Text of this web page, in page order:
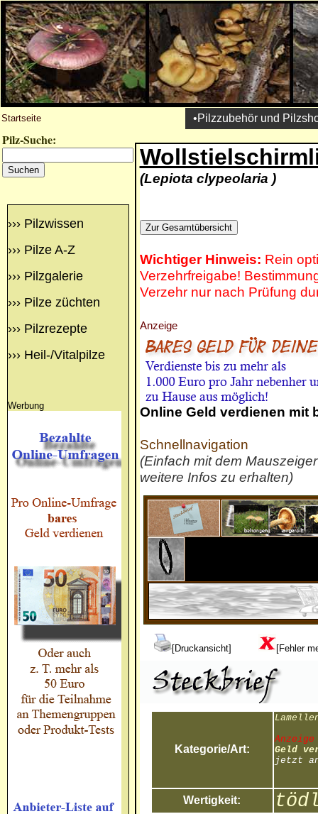
Startseite •Pilzzubehör und
Pilz-Suche:
››› Pilzwissen
››› Pilze A-Z
››› Pilzgalerie
››› Pilze züchten
››› Pilzrezepte
››› Heil-/Vitalpilze
Werbung
(Lepiota clypeolaria )
Wichtiger Hinweis: Rein
Verzehrfreigabe!
Verzehr nur nach Prüfung
Anzeige
Online Geld verdienen mit
Schnellnavigation
(Einfach mit dem
weitere Infos zu erhalten)
[Druckansicht] [Fehler
Kategorie/Art:
Anzeige
Geld
jetzt
Wertigkeit: